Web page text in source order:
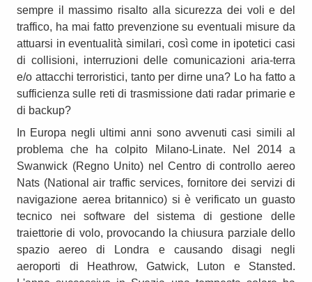
sempre il massimo risalto alla sicurezza dei voli e del
traffico, ha mai fatto prevenzione su eventuali misure da
attuarsi in eventualità similari, così come in ipotetici casi
di collisioni, interruzioni delle comunicazioni aria-terra
e/o attacchi terroristici, tanto per dirne una? Lo ha fatto a
sufficienza sulle reti di trasmissione dati radar primarie e
di backup?
In Europa negli ultimi anni sono avvenuti casi simili al
problema che ha colpito Milano-Linate. Nel 2014 a
Swanwick (Regno Unito) nel Centro di controllo aereo
Nats (National air traffic services, fornitore dei servizi di
navigazione aerea britannico) si è verificato un guasto
tecnico nei software del sistema di gestione delle
traiettorie di volo, provocando la chiusura parziale dello
spazio aereo di Londra e causando disagi negli
aeroporti di Heathrow, Gatwick, Luton e Stansted.